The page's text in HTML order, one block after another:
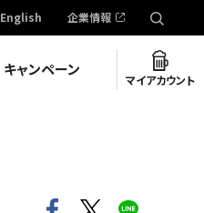
English 企業情報
キャンペーン
マイアカウント